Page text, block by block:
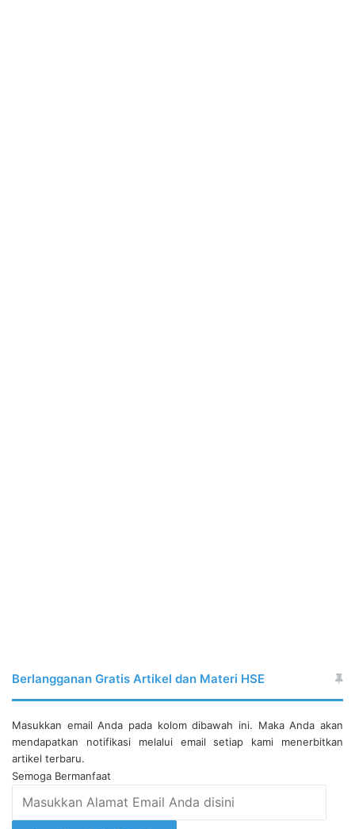
Berlangganan Gratis Artikel dan Materi HSE
Masukkan email Anda pada kolom dibawah ini. Maka Anda akan
mendapatkan notifikasi melalui email setiap kami menerbitkan
artikel terbaru.
Semoga Bermanfaat
Alamat